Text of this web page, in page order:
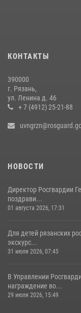
награждение
Росгвардейцы
матча на «Рязань Арена»
КОНТАКТЫ
390000
г. Рязань,
ул. Ленина д. 46
+ 7 (4912) 25-21-88
НОВОСТИ
Директор Росгвардии
поздрави...
01 августа 2026, 17:31
Для детей рязанских
экскурс...
31 июля 2026, 07:45
В Управлении
награждение во...
29 июля 2026, 15:49